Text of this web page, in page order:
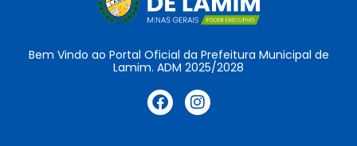
Bem Vindo ao Portal Oficial da Prefeitura Municipal de
Lamim. ADM 2025/2028